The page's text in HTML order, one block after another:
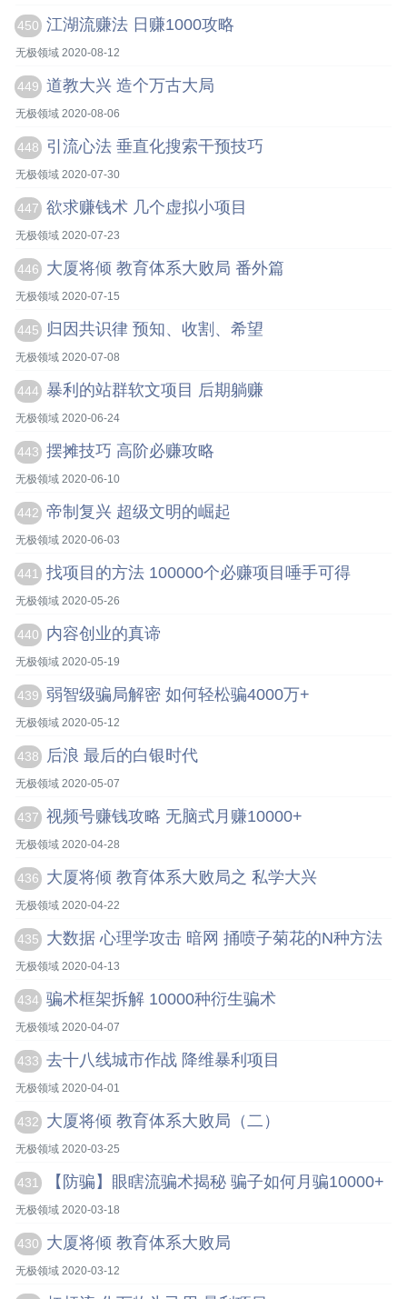
450 江湖流赚法 日赚1000攻略
无极领域 2020-08-12
449 道教大兴 造个万古大局
无极领域 2020-08-06
448 引流心法 垂直化搜索干预技巧
无极领域 2020-07-30
447 欲求赚钱术 几个虚拟小项目
无极领域 2020-07-23
446 大厦将倾 教育体系大败局 番外篇
无极领域 2020-07-15
445 归因共识律 预知、收割、希望
无极领域 2020-07-08
444 暴利的站群软文项目 后期躺赚
无极领域 2020-06-24
443 摆摊技巧 高阶必赚攻略
无极领域 2020-06-10
442 帝制复兴 超级文明的崛起
无极领域 2020-06-03
441 找项目的方法 100000个必赚项目唾手可得
无极领域 2020-05-26
440 内容创业的真谛
无极领域 2020-05-19
439 弱智级骗局解密 如何轻松骗4000万+
无极领域 2020-05-12
438 后浪 最后的白银时代
无极领域 2020-05-07
437 视频号赚钱攻略 无脑式月赚10000+
无极领域 2020-04-28
436 大厦将倾 教育体系大败局之 私学大兴
无极领域 2020-04-22
435 大数据 心理学攻击 暗网 捅喷子菊花的N种方法
无极领域 2020-04-13
434 骗术框架拆解 10000种衍生骗术
无极领域 2020-04-07
433 去十八线城市作战 降维暴利项目
无极领域 2020-04-01
432 大厦将倾 教育体系大败局（二）
无极领域 2020-03-25
431 【防骗】眼瞎流骗术揭秘 骗子如何月骗10000+
无极领域 2020-03-18
430 大厦将倾 教育体系大败局
无极领域 2020-03-12